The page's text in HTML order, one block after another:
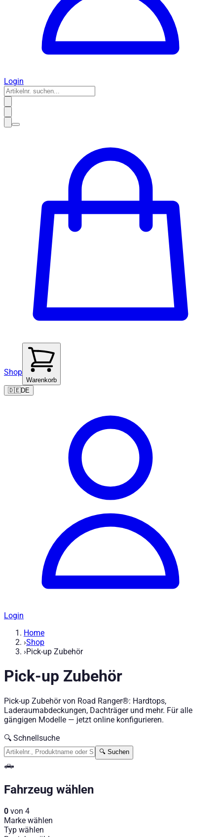
Login
Shop
Warenkorb
🇩🇪DE
Login
Home
›Shop
›Pick-up Zubehör
Pick-up Zubehör
Pick-up Zubehör von Road Ranger®: Hardtops,
Laderaumabdeckungen, Dachträger und mehr. Für alle
gängigen Modelle — jetzt online konfigurieren.
🔍 Schnellsuche
🔍 Suchen
🛻
Fahrzeug wählen
0 von 4
Marke wählen
Typ wählen